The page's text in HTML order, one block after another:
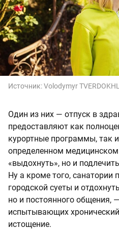
Источник:Volodymyr
Один из них — отпуск в
предоставляют как
курортные программы, так
определенном
«выдохнуть», но и
Ну а кроме того,
городской суеты и
но и постоянного общения,
испытывающих
истощение.